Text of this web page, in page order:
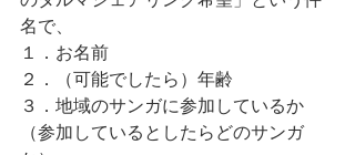
名で、
１．お名前
２．（可能でしたら）年齢
３．地域のサンガに参加しているか
（参加しているとしたらどのサンガ